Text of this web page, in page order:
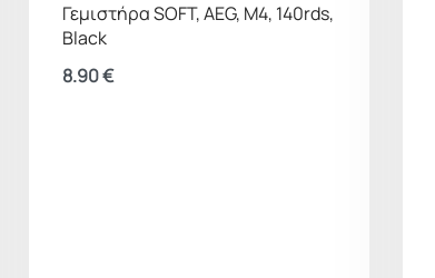
Γεμιστήρα SOFT, AEG, M4, 140rds,
Black
8.90€